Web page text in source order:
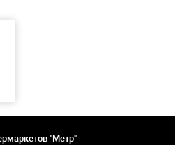
"Метр"